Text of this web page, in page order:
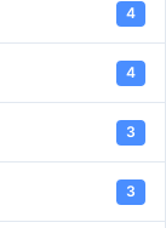
4
4
3
3